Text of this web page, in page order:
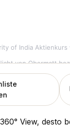
of India Aktienkurs
von Obermatt
View, desto